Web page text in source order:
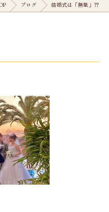
ブログ 結婚式は「無駄」⁇